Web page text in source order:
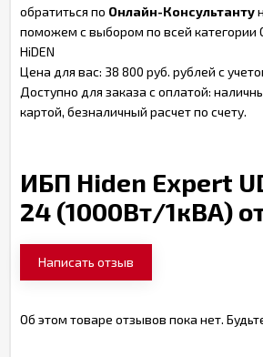
обратиться по Онлайн-Консультанту
поможем с выбором по всей
HiDEN
Цена для вас: 38 800 руб. рублей с
Доступно для заказа с оплатой:
картой, безналичный расчет по счету.
ИБП Hiden Expert
24 (1000Вт/1кВА)
Написать отзыв
Об этом товаре отзывов пока нет.